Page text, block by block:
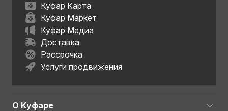
Куфар Карта
Куфар Маркет
Куфар Медиа
Доставка
Рассрочка
Услуги продвижения
О Куфаре